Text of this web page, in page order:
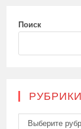
Поиск
РУБРИКИ
Рубрики
Выберите